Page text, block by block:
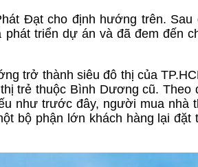
Đạt cho định hướng trên. Sau
triển dự án và đã đem đến
trở thành siêu đô thị của
trẻ thuộc Bình Dương cũ. Theo
như trước đây, người mua nhà
bộ phận lớn khách hàng lại đặt